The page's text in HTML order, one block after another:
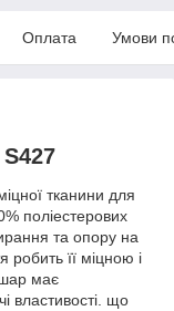
Оплата Умови
тканини для
поліестерових
та опору на
робить її міцною і
має
властивості. що